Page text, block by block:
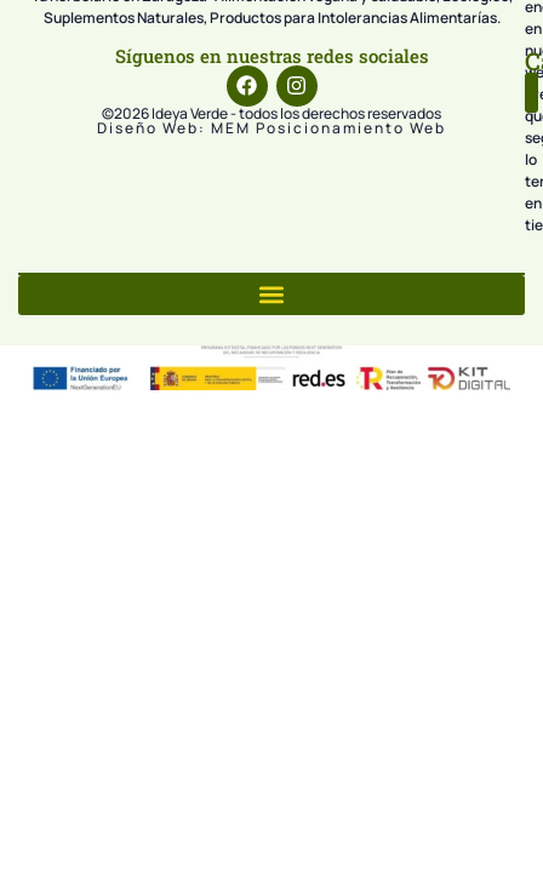
Suplementos Naturales, Productos para Intolerancias Alimentarías.
Síguenos en nuestras redes sociales
©2026 Ideya Verde - todos los derechos reservados
Diseño Web: MEM Posicionamiento Web
en
lo
en